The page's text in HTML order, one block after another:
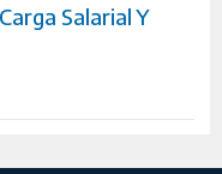
Salarial Y